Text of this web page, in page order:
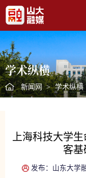
学术纵横
新闻网 > 学术纵横
上海科技大学
客基
发布：山东大学